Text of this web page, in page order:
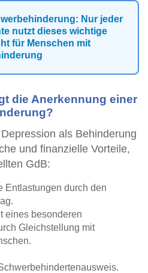
Nur jeder
nutzt dieses wichtige
für Menschen mit
die Anerkennung einer
als Behinderung
und finanzielle Vorteile,
GdB:
Entlastungen durch den
eines besonderen
Gleichstellung mit